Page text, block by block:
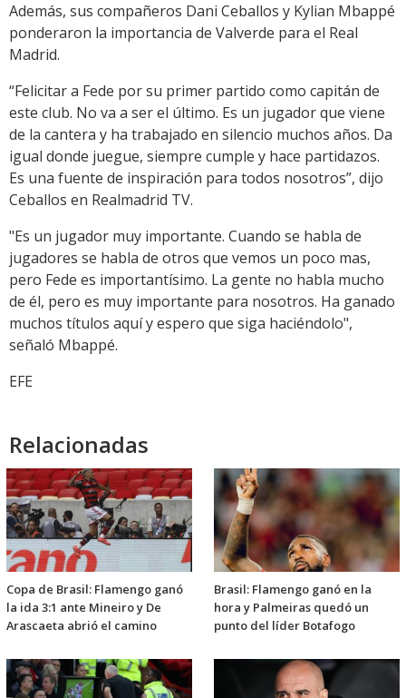
Además, sus compañeros Dani Ceballos y Kylian Mbappé
ponderaron la importancia de Valverde para el Real
Madrid.
“Felicitar a Fede por su primer partido como capitán de
este club. No va a ser el último. Es un jugador que viene
de la cantera y ha trabajado en silencio muchos años. Da
igual donde juegue, siempre cumple y hace partidazos.
Es una fuente de inspiración para todos nosotros”, dijo
Ceballos en Realmadrid TV.
"Es un jugador muy importante. Cuando se habla de
jugadores se habla de otros que vemos un poco mas,
pero Fede es importantísimo. La gente no habla mucho
de él, pero es muy importante para nosotros. Ha ganado
muchos títulos aquí y espero que siga haciéndolo",
señaló Mbappé.
EFE
Relacionadas
Copa de Brasil: Flamengo ganó
la ida 3:1 ante Mineiro y De
Arascaeta abrió el camino
Brasil: Flamengo ganó en la
hora y Palmeiras quedó un
punto del líder Botafogo